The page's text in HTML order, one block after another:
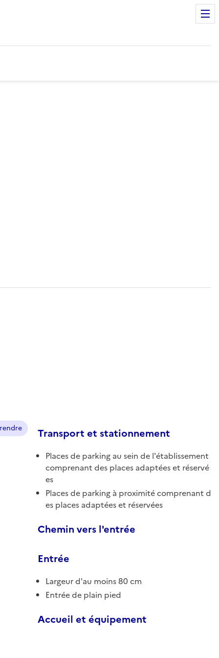
Transport et stationnement
Places de parking au sein de l'établissement
comprenant des places adaptées et réservé
es
Places de parking à proximité comprenant d
es places adaptées et réservées
Chemin vers l'entrée
Entrée
Largeur d'au moins 80 cm
Entrée de plain pied
Accueil et équipement